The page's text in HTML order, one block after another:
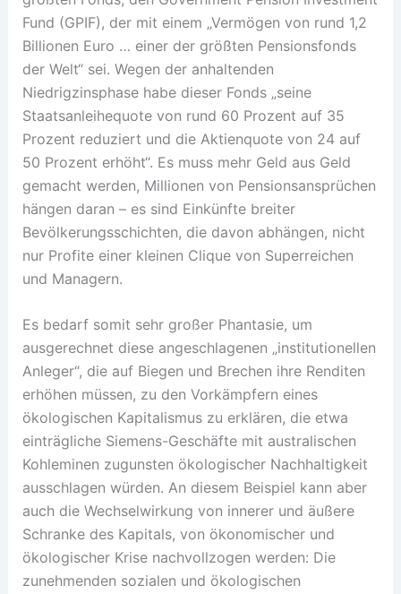
Fund (GPIF), der mit einem „Vermögen von rund 1,2
Billionen Euro … einer der größten Pensionsfonds
der Welt“ sei. Wegen der anhaltenden
Niedrigzinsphase habe dieser Fonds „seine
Staatsanleihequote von rund 60 Prozent auf 35
Prozent reduziert und die Aktienquote von 24 auf
50 Prozent erhöht“. Es muss mehr Geld aus Geld
gemacht werden, Millionen von Pensionsansprüchen
hängen daran – es sind Einkünfte breiter
Bevölkerungsschichten, die davon abhängen, nicht
nur Profite einer kleinen Clique von Superreichen
und Managern.
Es bedarf somit sehr großer Phantasie, um
ausgerechnet diese angeschlagenen „institutionellen
Anleger“, die auf Biegen und Brechen ihre Renditen
erhöhen müssen, zu den Vorkämpfern eines
ökologischen Kapitalismus zu erklären, die etwa
einträgliche Siemens-Geschäfte mit australischen
Kohleminen zugunsten ökologischer Nachhaltigkeit
ausschlagen würden. An diesem Beispiel kann aber
auch die Wechselwirkung von innerer und äußere
Schranke des Kapitals, von ökonomischer und
ökologischer Krise nachvollzogen werden: Die
zunehmenden sozialen und ökologischen